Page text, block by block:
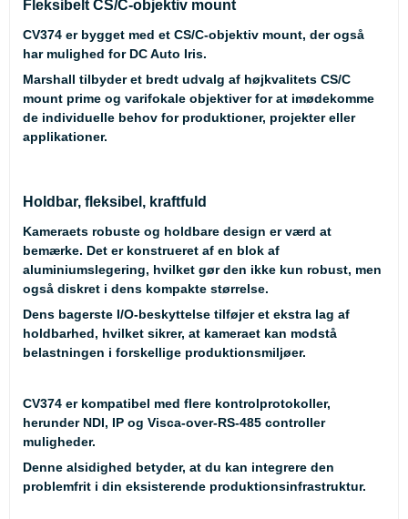
Fleksibelt CS/C-objektiv mount
CV374 er bygget med et CS/C-objektiv mount, der også
har mulighed for DC Auto Iris.
Marshall tilbyder et bredt udvalg af højkvalitets CS/C
mount prime og varifokale objektiver for at imødekomme
de individuelle behov for produktioner, projekter eller
applikationer.
Holdbar, fleksibel, kraftfuld
Kameraets robuste og holdbare design er værd at
bemærke. Det er konstrueret af en blok af
aluminiumslegering, hvilket gør den ikke kun robust, men
også diskret i dens kompakte størrelse.
Dens bagerste I/O-beskyttelse tilføjer et ekstra lag af
holdbarhed, hvilket sikrer, at kameraet kan modstå
belastningen i forskellige produktionsmiljøer.
CV374 er kompatibel med flere kontrolprotokoller,
herunder NDI, IP og Visca-over-RS-485 controller
muligheder.
Denne alsidighed betyder, at du kan integrere den
problemfrit i din eksisterende produktionsinfrastruktur.